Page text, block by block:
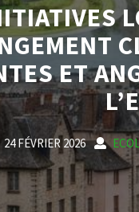
ET
24 FÉVRIER 2026